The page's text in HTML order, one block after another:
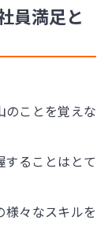
員満足と
のことを覚えな
することはとて
々なスキルを